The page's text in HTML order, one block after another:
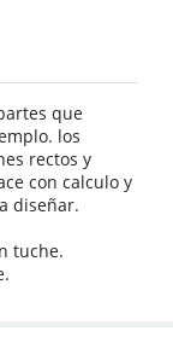
que
los
rectos y
con calculo y
diseñar.
tuche.